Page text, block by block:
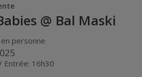
@ Bal Maski
personne
Entrée: 16h30